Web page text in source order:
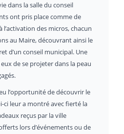
dans la salle du conseil
ont pris place comme de
l’activation des micros, chacun
au Maire, découvrant ainsi le
d’un conseil municipal. Une
de se projeter dans la peau
l’opportunité de découvrir le
ci leur a montré avec fierté la
reçus par la ville
lors d’événements ou de